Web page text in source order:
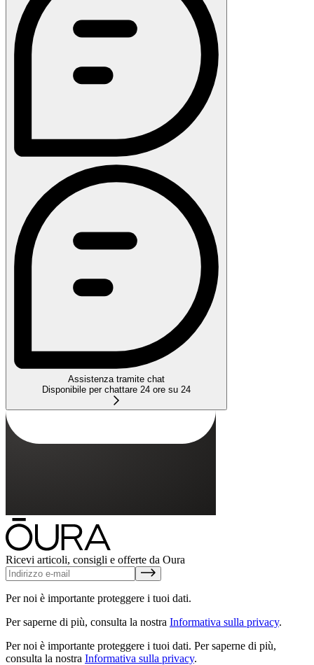
Assistenza tramite chat
Disponibile per chattare 24 ore su 24
Ricevi articoli, consigli e offerte da Oura
Per noi è importante proteggere i tuoi dati.
Per saperne di più, consulta la nostra Informativa sulla privacy.
Per noi è importante proteggere i tuoi dati. Per saperne di più,
consulta la nostra Informativa sulla privacy.